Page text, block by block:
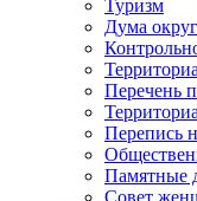
Туризм
Дума
Перечень
Перепись
Памятные